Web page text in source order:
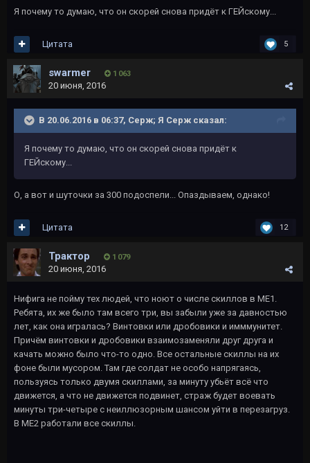
Я почему то думаю, что он скорей снова придёт к ГЕЙскому...
5
Цитата
swarmer 1 063
20 июня, 2016
В 20.06.2016 в 06:37, Серж; Я Серж сказал:
Я почему то думаю, что он скорей снова придёт к
ГЕЙскому...
О, а вот и шуточки за 300 подоспели... Опаздываем, однако!
12
Цитата
Трактор 1 079
20 июня, 2016
Нифига не пойму тех людей, что ноют о числе скиллов в МЕ1.
Ребята, их же было там всего три, вы забыли уже за давностью
лет, как она игралась? Винтовки или дробовики и имммунитет.
Причём винтовки и дробовики взаимозаменяли друг друга и
качать можно было что-то одно. Все остальные скиллы на их
фоне были мусором. Там где солдат не особо напрягаясь,
пользуясь только двумя скиллами, за минуту убьёт всё что
движется, а что не движется подвинет, страж будет воевать
минуты три-четыре с неиллюзорным шансом уйти в перезагруз.
В МЕ2 работали все скиллы.